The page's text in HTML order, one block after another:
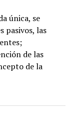
única, se
pasivos, las
de las
de la